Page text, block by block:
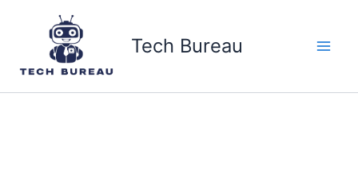
contenu
Tech Bureau